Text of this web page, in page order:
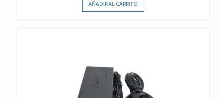
AÑADIR AL CARRITO